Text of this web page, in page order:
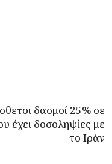
δασμοί 25% σε
έχει δοσοληψίες με
το Ιράν